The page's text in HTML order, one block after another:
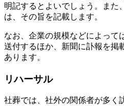
明記するとよいでしょう。また
は、その旨を記載します。
なお、企業の規模などによって
送付するほか、新聞に訃報を掲
あります。
リハーサル
社葬では、社外の関係者が多く